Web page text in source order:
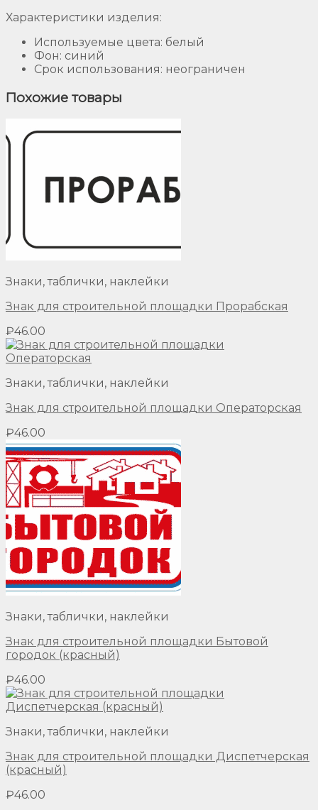
Характеристики изделия:
Используемые цвета: белый
Фон: синий
Срок использования: неограничен
Похожие товары
Знаки, таблички, наклейки
Знак для строительной площадки Прорабская
₽46.00
Знаки, таблички, наклейки
Знак для строительной площадки Операторская
₽46.00
Знаки, таблички, наклейки
Знак для строительной площадки Бытовой
городок (красный)
₽46.00
Знаки, таблички, наклейки
Знак для строительной площадки Диспетчерская
(красный)
₽46.00